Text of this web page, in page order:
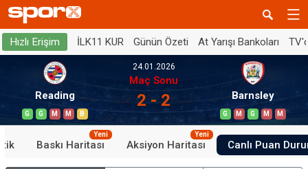
Hızlı Erişim İLK11 KUR Günün Özeti At Yarışı Bankoları
Reading
G G M M B
24.01.2026
Maç Sonu
2 - 2 Barnsley
G M G M M
Baskı Haritası
Yeni
Aksiyon Haritası
Yeni
Canlı Puan